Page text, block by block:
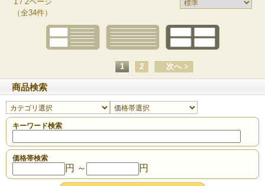
（全34件）
1 2 次へ
商品検索
キーワード検索
価格帯検索
円 ～ 円